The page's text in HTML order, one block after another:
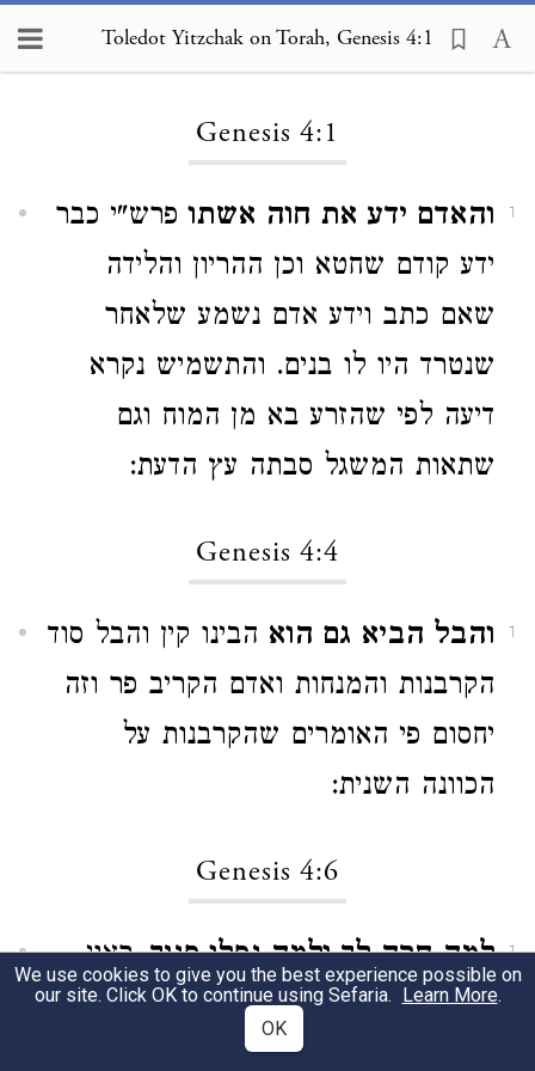
Toledot Yitzchak on Torah, Genesis 4:1
Genesis 4:1
1 והאדם ידע את חוה אשתו פרש"י כבר
ידע קודם שחטא וכן ההריון והלידה
שאם כתב וידע אדם נשמע שלאחר
שנטרד היו לו בנים. והתשמיש נקרא
דיעה לפי שהזרע בא מן המוח וגם
שתאות המשגל סבתה עץ הדעת:
Genesis 4:4
1 והבל הביא גם הוא הבינו קין והבל סוד
הקרבנות והמנחות ואדם הקריב פר וזה
יחסום פי האומרים שהקרבנות על
הכוונה השנית:
Genesis 4:6
1 למה חרה לך ולמה נפלו פניך.ראוי
שמי שאינו מרוצה לש"י יהיה נכלם
כאז"ל העושה דבר ומתבייש ממנו
We use cookies to give you the best experience possible on
our site. Click OK to continue using Sefaria. Learn More.
OK